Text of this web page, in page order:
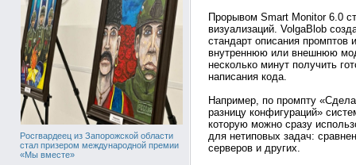
Росгвардеец из Запорожской области
стал призером международной премии
«Мы вместе»
Прорывом Smart Monitor 6.0
визуализаций. VolgaBlob
стандарт описания промптов
внутреннюю или внешнюю
несколько минут получить
написания кода.
Например, по промпту
разницу конфигураций»
которую можно сразу
для нетиповых задач:
серверов и других.